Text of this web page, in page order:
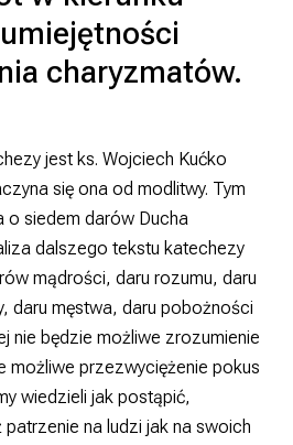
charyzmatów.
jest ks. Wojciech Kućko
się ona od modlitwy. Tym
o siedem darów Ducha
dalszego tekstu katechezy
mądrości, daru rozumu, daru
daru męstwa, daru pobożności
nie będzie możliwe zrozumienie
możliwe przezwyciężenie pokus
wiedzieli jak postąpić,
na ludzi jak na swoich